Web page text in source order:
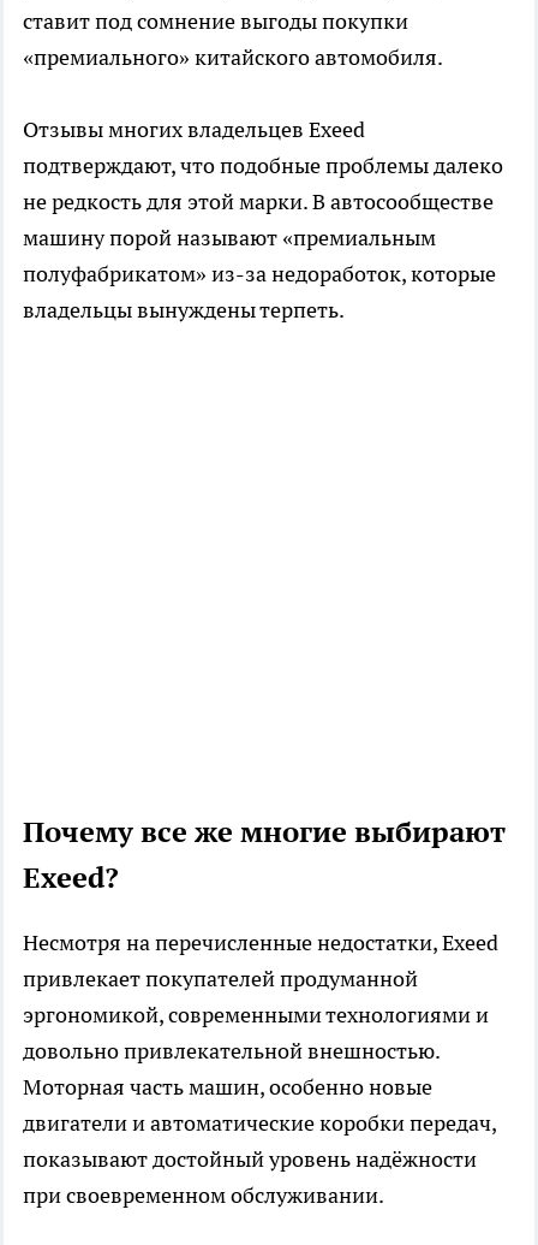
ставит под сомнение выгоды покупки
«премиального» китайского автомобиля.
Отзывы многих владельцев Exeed
подтверждают, что подобные проблемы далеко
не редкость для этой марки. В автосообществе
машину порой называют «премиальным
полуфабрикатом» из-за недоработок, которые
владельцы вынуждены терпеть.
Почему все же многие выбирают
Exeed?
Несмотря на перечисленные недостатки, Exeed
привлекает покупателей продуманной
эргономикой, современными технологиями и
довольно привлекательной внешностью.
Моторная часть машин, особенно новые
двигатели и автоматические коробки передач,
показывают достойный уровень надёжности
при своевременном обслуживании.